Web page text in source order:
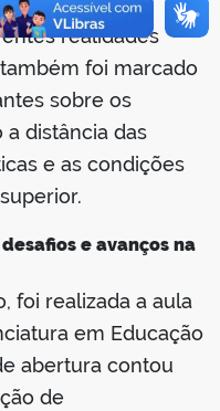
realidades
foi marcado
sobre os
distância das
e as condições
e avanços na
foi realizada a aula
em Educação
abertura contou
de